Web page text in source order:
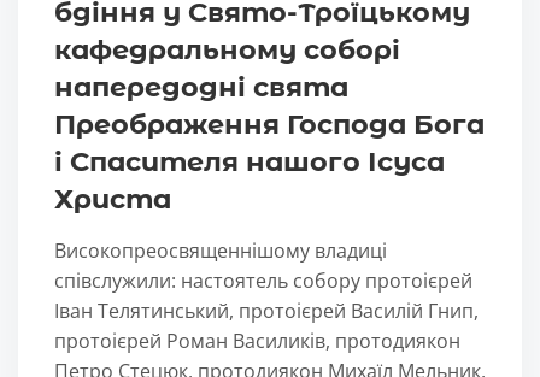
бдіння у Свято-Троїцькому
кафедральному соборі
напередодні свята
Преображення Господа Бога
і Спасителя нашого Ісуса
Христа
Високопреосвященнішому владиці
співслужили: настоятель собору протоієрей
Іван Телятинський, протоієрей Василій Гнип,
протоієрей Роман Василиків, протодиякон
Петро Стецюк, протодиякон Михаїл Мельник,